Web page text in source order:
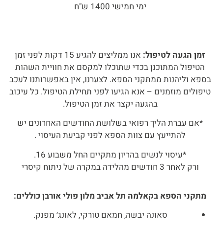
ימי חמישי 1400 ש"ח
זמן הגעה לטיפול:
אנו ממליצים להגיע 15 דקות לפני זמן
הטיפול המתוכנן בכדי שתוכלו למקסם את חוויית השהות
בספא וליהנות ממתקני הספא. לצערנו, אין באפשרותנו לעכב
טיפולים מוזמנים – אנא הגיעו לפני תחילת הטיפול. כל עיכוב
בהגעה יקצר את זמן הטיפול.
*אם עברת הליך רפואי בשלושת החודשים האחרונים יש
להתייעץ עם צוות הספא לפני קביעת העיסוי .
*עיסוי לנשים בהריון מתקיים החל משבוע 16.
ורק לאחר 3 חודשים מהלידה במקרה של ניתוח קיסרי
מתקני הספא בקאלמה תל אביב מלון פולי אורבן כוללים:
סאונה יבשה, חמאם טורקי, לאונג׳ מפנק.